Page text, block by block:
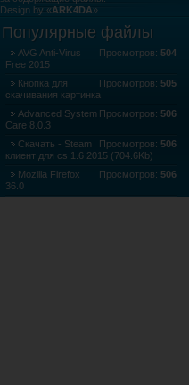
Design by «ARK4DA»
Популярные файлы
Просмотров: 504
AVG Anti-Virus
Free 2015
Просмотров: 505
Кнопка для
скачивания картинка
Просмотров: 506
Advanced System
Care 8.0.3
Просмотров: 506
Скачать - Steam
клиент для cs 1.6 2015 (704.6Kb)
Просмотров: 506
Mozilla Firefox
36.0